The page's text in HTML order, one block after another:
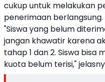
cukup untuk melakukan
penerimaan berlangsung.
"Siswa yang belum
jangan khawatir karena
tahap 1 dan 2. Siswa bisa
kuota belum terisi,"